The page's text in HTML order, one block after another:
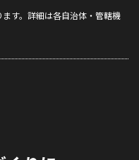
す。詳細は各自治体・管轄機